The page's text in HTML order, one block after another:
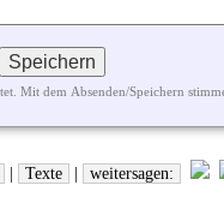
Mit dem Absenden/Speichern
Texte weitersagen: